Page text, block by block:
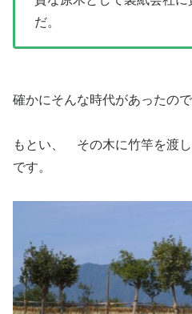
だ。
確かにそんな時代があったので
もとい、 その木に竹竿を渡
です。